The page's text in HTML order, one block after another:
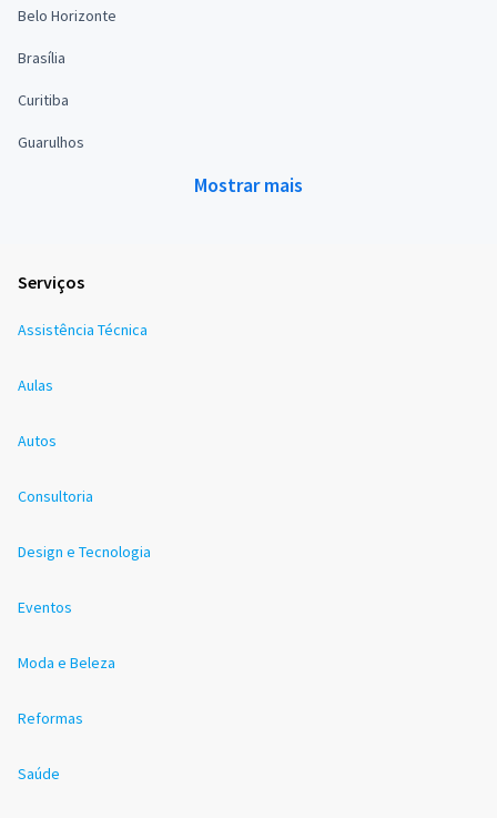
Belo Horizonte
Brasília
Curitiba
Guarulhos
Mostrar mais
Serviços
Assistência Técnica
Aulas
Autos
Consultoria
Design e Tecnologia
Eventos
Moda e Beleza
Reformas
Saúde